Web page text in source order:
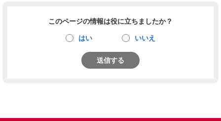
このページの情報は役に立ちましたか？
はい いいえ
送信する